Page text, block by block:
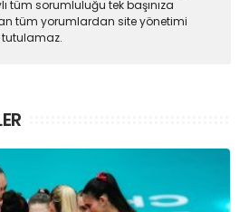
tüm sorumluluğu tek başınıza
tüm yorumlardan site yönetimi
tutulamaz.